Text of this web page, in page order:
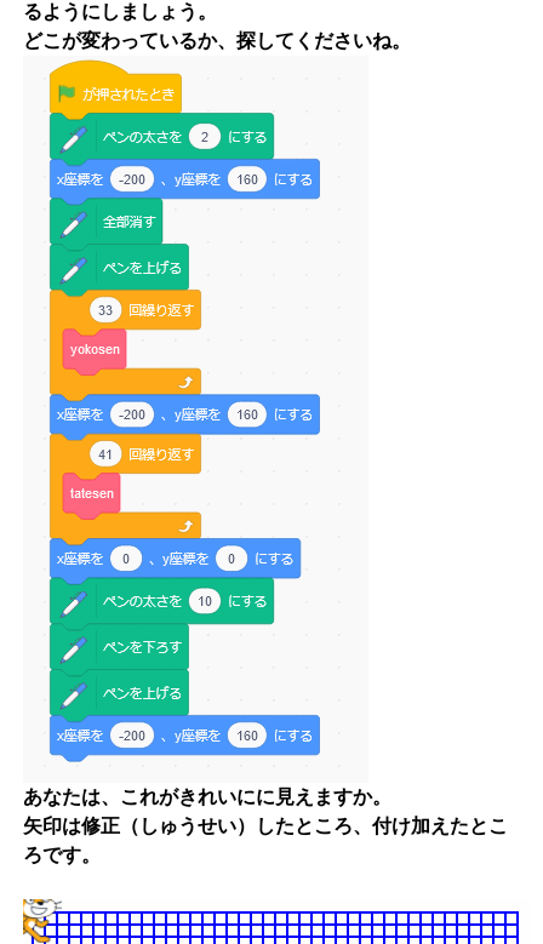
るようにしましょう。
どこが変わっているか、探してくださいね。
あなたは、これがきれいにに見えますか。
矢印は修正（しゅうせい）したところ、付け加えたとこ
ろです。